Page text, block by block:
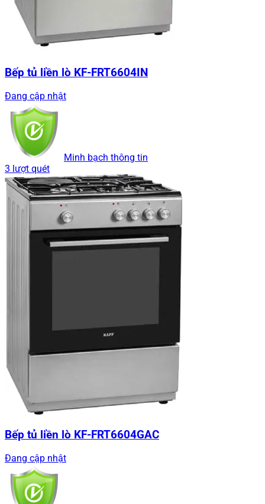
Bếp tủ liền lò KF-FRT6604IN
Đang cập nhật
Minh bạch thông tin
3 lượt quét
Bếp tủ liền lò KF-FRT6604GAC
Đang cập nhật